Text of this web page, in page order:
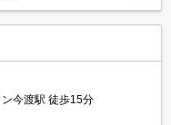
今渡駅 徒歩15分